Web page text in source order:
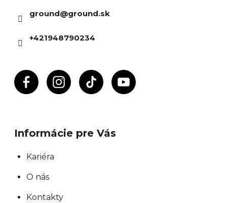
ground@ground.sk
+421948790234
Informácie pre Vás
Kariéra
O nás
Kontakty